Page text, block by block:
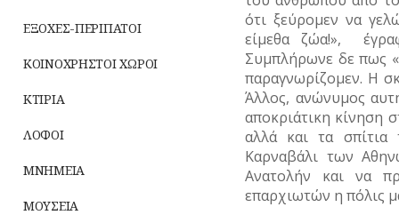
ΠΕΡΙΧΩΡΑ
ΠΛΗΘΥΣΜΟΣ
ΠΟΤΑΜΟΙ
ΤΗΛΕΟΡΑΣΗ
ΦΩΤΟΓΡΑΦΙΑ
Ζώα
Μύθοι
Παροιμίες
Αινίγματα
ΕΞΟΧΕΣ-ΠΕΡΙΠΑΤΟΙ
ΚΟΙΝΟΧΡΗΣΤΟΙ ΧΩΡΟΙ
ΚΤΙΡΙΑ
ΛΟΦΟΙ
ΜΝΗΜΕΙΑ
ΜΟΥΣΕΙΑ
ότι ξεύρομεν να
είμεθα ζώα!»,
Συμπλήρωνε δε πως
παραγνωρίζομεν. Η
Άλλος, ανώνυμος
αποκριάτικη κίνηση
αλλά και τα
Καρναβάλι των
Ανατολήν και να
επαρχιωτών η πόλις